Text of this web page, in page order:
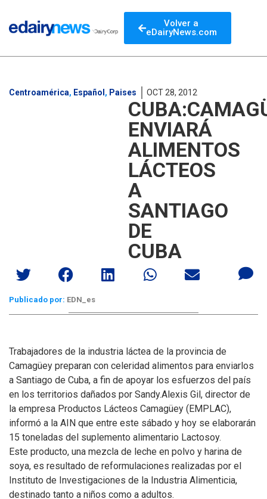
Volver a
eDairyNews.com
Centroamérica, Español , Paises OCT 28, 2012
ENVIARÁ
ALIMENTOS
LÁCTEOS
A
SANTIAGO
DE
CUBA
Publicado por: EDN_es
Trabajadores de la industria láctea de la provincia de
Camagüey preparan con celeridad alimentos para enviarlos
a Santiago de Cuba, a fin de apoyar los esfuerzos del país
en los territorios dañados por Sandy.Alexis Gil, director de
la empresa Productos Lácteos Camagüey (EMPLAC),
informó a la AIN que entre este sábado y hoy se elaborarán
15 toneladas del suplemento alimentario Lactosoy.
Este producto, una mezcla de leche en polvo y harina de
soya, es resultado de reformulaciones realizadas por el
Instituto de Investigaciones de la Industria Alimenticia,
destinado tanto a niños como a adultos.